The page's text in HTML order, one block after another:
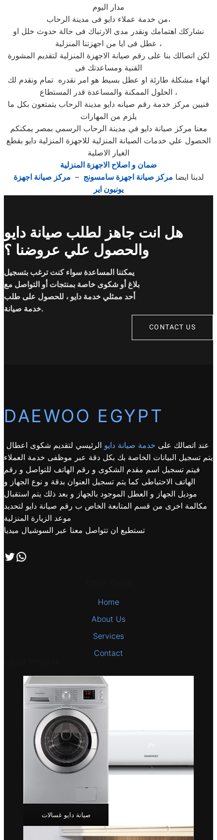
مدار اليوم
من خدمة عملاء دايو فى مدينة الرحاب،
نشاركك اهتمامك ونقدر مدى الارتباك فى حالة حدوث خلل او
عطل فى ايا من اجهزتنا المنزلية ،
لكن اتصالك بنا على رقم صيانة الاجهزة المنزلية لتقديم المشورة
القنية ومساعدتك فى
انهاء مشكلة طارئة او عطل بسيط هو امر نقدره تمام ونقدم لك
الحلول الممكنة والمساعدة قدر المستطاع ،
فنيين مركز خدمة رقم صيانه دايو مدينة الرحاب يتمتعون بكل ما
يلزم من المهارات
معنا مركز صيانة دايو في مدينة الرحاب الرسمي بمصر يمكنكم
الحصول علي خدمات الصيانة المنزلية للاجهزة المنزلية دايو بقطع
الغيار الاصلية
ضمان و اصلاح الاجهزة المنزلية
لدينا ايضا مركز صيانة اجهزة سامسونج – مركز صيانة اجهزة
يونيون اير
هل انت جاهز لطلب صيانة دايو
والحصول علي عروضنا ؟
يمكننا المساعدة سواء كنت ترغب بتسجيل
بلاغ أو شكوى خاصة بمنتجات أو التواصل مع
أحد ممثلي خدمة دايو ، للحصول على طلب
خدمة صيانة.
CONTACT US
DAEWOO EGYPT
عند اتصالك على خدمة صيانة دايو الرئيسي لتقديم شكوى اعطال
يتم تسجيل البيانات الخاصة بك بكل دقة عبر موظفى خدمة العملاء
فيتم تسجيل اسم مقدم الشكوى و رقم الهاتف للتواصل و رقم
الهاتف الاحتياطى كما يتم تسجيل العنوان بدقة و نوع الجهاز و
موديل الجهاز و العطل الموجود بالجهاز و بعد ذلك يتم استقبال
مكالمة اخرى من قسم المتابعة الخاص ب رقم صيانة دايو لتحديد
موعد الزيارة المنزلية
تستطيع ان تتواصل معنا عبر السوشيال ميديا
تابعنا علي صفحة التويتر اتصل بنا علي طريق الوتساب
Home
About Us
Services
Contact
صيانة دايو غسالات